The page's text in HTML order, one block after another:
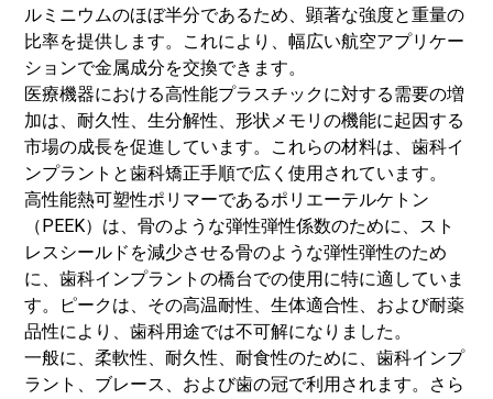
ルミニウムのほぼ半分であるため、顕著な強度と重量の
比率を提供します。これにより、幅広い航空アプリケー
ションで金属成分を交換できます。
医療機器における高性能プラスチックに対する需要の増
加は、耐久性、生分解性、形状メモリの機能に起因する
市場の成長を促進しています。これらの材料は、歯科イ
ンプラントと歯科矯正手順で広く使用されています。
高性能熱可塑性ポリマーであるポリエーテルケトン
（PEEK）は、骨のような弾性弾性係数のために、スト
レスシールドを減少させる骨のような弾性弾性のため
に、歯科インプラントの橋台での使用に特に適していま
す。ピークは、その高温耐性、生体適合性、および耐薬
品性により、歯科用途では不可解になりました。
一般に、柔軟性、耐久性、耐食性のために、歯科インプ
ラント、ブレース、および歯の冠で利用されます。さら